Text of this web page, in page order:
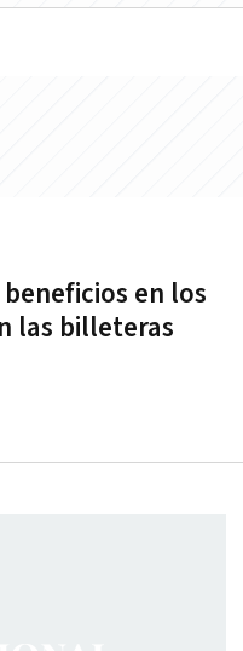
en los
las billeteras